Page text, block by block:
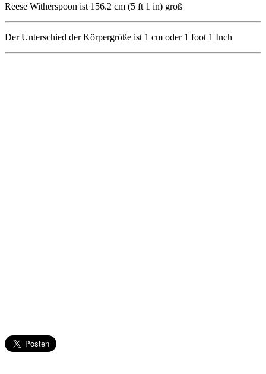
Reese Witherspoon ist 156.2 cm (5 ft 1 in) groß
Der Unterschied der Körpergröße ist 1 cm oder 1 foot 1 Inch